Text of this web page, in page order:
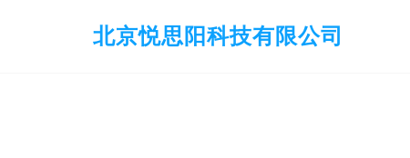
北京悦思阳科技有限公司